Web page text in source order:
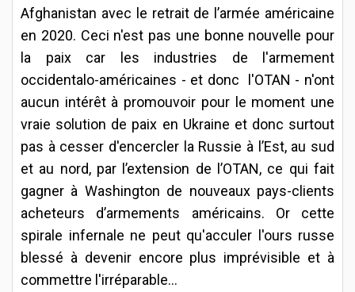
Afghanistan avec le retrait de l’armée américaine
en 2020. Ceci n'est pas une bonne nouvelle pour
la paix car les industries de l'armement
occidentalo-américaines - et donc l'OTAN - n'ont
aucun intérêt à promouvoir pour le moment une
vraie solution de paix en Ukraine et donc surtout
pas à cesser d'encercler la Russie à l’Est, au sud
et au nord, par l’extension de l’OTAN, ce qui fait
gagner à Washington de nouveaux pays-clients
acheteurs d’armements américains. Or cette
spirale infernale ne peut qu'acculer l'ours russe
blessé à devenir encore plus imprévisible et à
commettre l'irréparable...